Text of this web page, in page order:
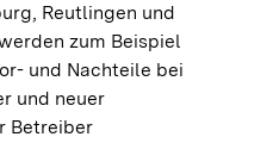
Reutlingen und
zum Beispiel
und Nachteile bei
und neuer
Betreiber